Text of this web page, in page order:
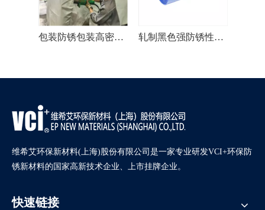
包装防锈包装高密度VCI膜 轧制黑色强防锈性能VCI薄膜 透明防腐蚀PE VCI
维希艾环保新材料(上海)股份有限公司是一家专业研发VCI+环保防
锈新材料的国家高新技术企业、上市挂牌企业。
快速链接